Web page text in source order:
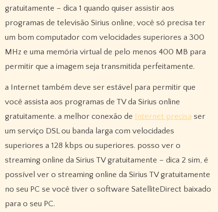
gratuitamente – dica 1 quando quiser assistir aos
programas de televisão Sirius online, você só precisa ter
um bom computador com velocidades superiores a 300
MHz e uma memória virtual de pelo menos 400 MB para
permitir que a imagem seja transmitida perfeitamente.
a Internet também deve ser estável para permitir que
você assista aos programas de TV da Sirius online
gratuitamente. a melhor conexão de Internet precisa ser
um serviço DSL ou banda larga com velocidades
superiores a 128 kbps ou superiores. posso ver o
streaming online da Sirius TV gratuitamente – dica 2 sim, é
possível ver o streaming online da Sirius TV gratuitamente
no seu PC se você tiver o software SatelliteDirect baixado
para o seu PC.